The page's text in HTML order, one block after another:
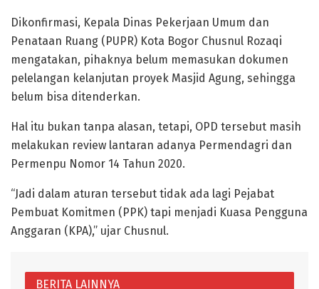
Dikonfirmasi, Kepala Dinas Pekerjaan Umum dan
Penataan Ruang (PUPR) Kota Bogor Chusnul Rozaqi
mengatakan, pihaknya belum memasukan dokumen
pelelangan kelanjutan proyek Masjid Agung, sehingga
belum bisa ditenderkan.
Hal itu bukan tanpa alasan, tetapi, OPD tersebut masih
melakukan review lantaran adanya Permendagri dan
Permenpu Nomor 14 Tahun 2020.
“Jadi dalam aturan tersebut tidak ada lagi Pejabat
Pembuat Komitmen (PPK) tapi menjadi Kuasa Pengguna
Anggaran (KPA),” ujar Chusnul.
BERITA LAINNYA